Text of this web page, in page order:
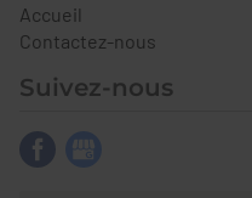
Accueil
Contactez-nous
Suivez-nous